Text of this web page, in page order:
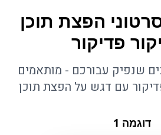
הפצת תוכן
פדיקור
שנפיק עבורכם - מותאמים
עם דגש על הפצת תוכן
דוגמה 1